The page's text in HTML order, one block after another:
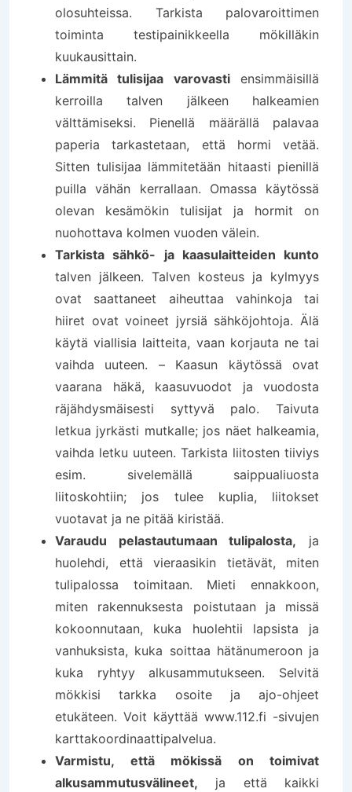
olosuhteissa. Tarkista palovaroittimen
toiminta testipainikkeella mökilläkin
kuukausittain.
Lämmitä tulisijaa varovastiensimmäisillä
kerroilla talven jälkeen halkeamien
välttämiseksi. Pienellä määrällä palavaa
paperia tarkastetaan, että hormi vetää.
Sitten tulisijaa lämmitetään hitaasti pienillä
puilla vähän kerrallaan. Omassa käytössä
olevan kesämökin tulisijat ja hormit on
nuohottava kolmen vuoden välein.
Tarkista sähkö- ja kaasulaitteiden kunto
talven jälkeen. Talven kosteus ja kylmyys
ovat saattaneet aiheuttaa vahinkoja tai
hiiret ovat voineet jyrsiä sähköjohtoja. Älä
käytä viallisia laitteita, vaan korjauta ne tai
vaihda uuteen. – Kaasun käytössä ovat
vaarana häkä, kaasuvuodot ja vuodosta
räjähdysmäisesti syttyvä palo. Taivuta
letkua jyrkästi mutkalle; jos näet halkeamia,
vaihda letku uuteen. Tarkista liitosten tiiviys
esim. sivelemällä saippualiuosta
liitoskohtiin; jos tulee kuplia, liitokset
vuotavat ja ne pitää kiristää.
Varaudu pelastautumaan tulipalosta, ja
huolehdi, että vieraasikin tietävät, miten
tulipalossa toimitaan. Mieti ennakkoon,
miten rakennuksesta poistutaan ja missä
kokoonnutaan, kuka huolehtii lapsista ja
vanhuksista, kuka soittaa hätänumeroon ja
kuka ryhtyy alkusammutukseen. Selvitä
mökkisi tarkka osoite ja ajo-ohjeet
etukäteen. Voit käyttää www.112.fi -sivujen
karttakoordinaattipalvelua.
Varmistu, että mökissä on toimivat
alkusammutusvälineet, ja että kaikki